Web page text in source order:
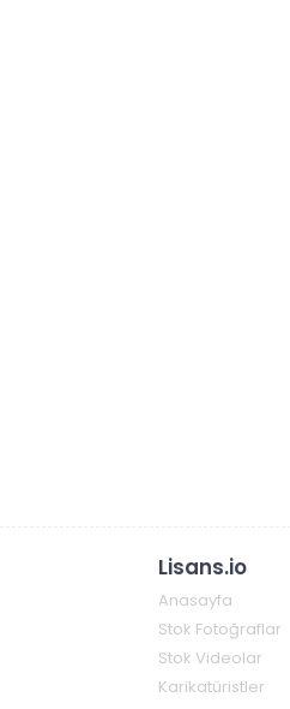
Lisans.io
Anasayfa
Stok Fotoğraflar
Stok Videolar
Karikatüristler